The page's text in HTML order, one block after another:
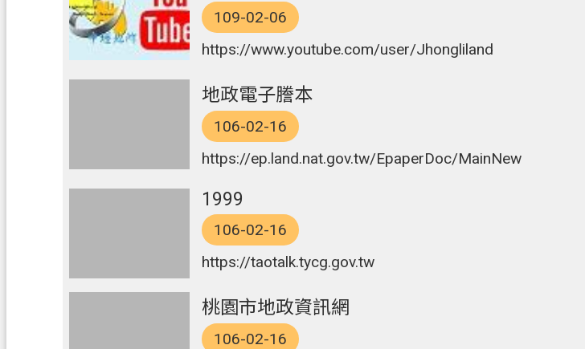
109-02-06
https://www.youtube.com/user/Jhongliland
地政電子謄本
106-02-16
https://ep.land.nat.gov.tw/EpaperDoc/MainNew
1999
106-02-16
https://taotalk.tycg.gov.tw
桃園市地政資訊網
106-02-16